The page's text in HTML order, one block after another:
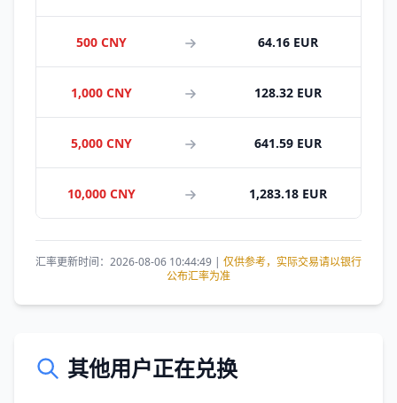
500 CNY 64.16 EUR
1,000 CNY 128.32 EUR
5,000 CNY 641.59 EUR
10,000 CNY 1,283.18 EUR
汇率更新时间：2026-08-06 10:44:49 | 仅供参考，实际交易请以银行
公布汇率为准
其他用户正在兑换